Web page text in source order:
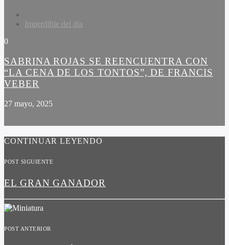
Imperdible del dia
0
SABRINA ROJAS SE REENCUENTRA CON
“LA CENA DE LOS TONTOS”, DE FRANCIS
VEBER
27 mayo, 2025
CONTINUAR LEYENDO
POST SIGUIENTE
EL GRAN GANADOR
POST ANTERIOR